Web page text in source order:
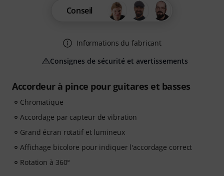
Accordeur à pince pour guitares et basses
Chromatique
Accordage par capteur de vibration
Grand écran rotatif et lumineux
Affichage bicolore pour indiquer l'accordage correct
Rotation à 360°
Conseil
Informations du fabricant
Consignes de sécurité et avertissements